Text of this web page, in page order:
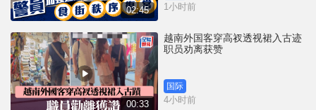
02:45 1小时前
00:33
越南外国客穿高衩透视裙入古迹
职员劝离获赞
国际
4小时前